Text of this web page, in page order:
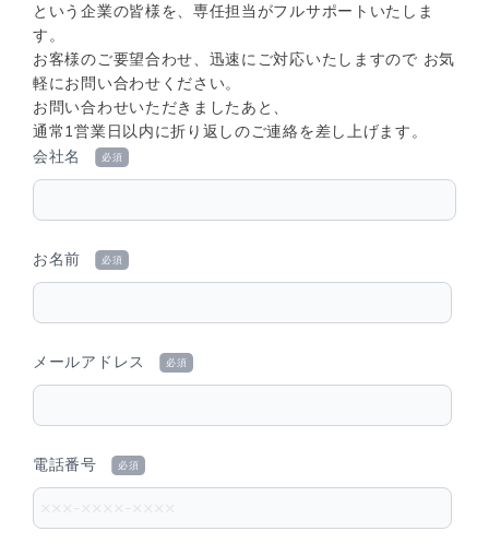
という企業の皆様を、専任担当がフルサポートいたしま
す。
お客様のご要望合わせ、迅速にご対応いたしますので お気
軽にお問い合わせください。
お問い合わせいただきましたあと、
通常1営業日以内に折り返しのご連絡を差し上げます。
会社名
必須
お名前 必須
メールアドレス 必須
電話番号 必須